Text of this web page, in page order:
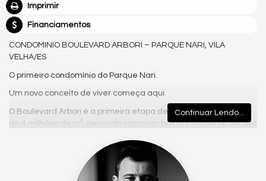
Imprimir
Financiamentos
CONDOMINIO BOULEVARD ARBORI – PARQUE NARI, VILA
VELHA/ES
O primeiro condomínio do Parque Nari.
Um novo conceito de viver começa aqui.
O Boulevard Arbori é a primeira etapa de um projeto com mais
de 4 milhões de m², pensado como um bairro inteligente de alto
Continuar Lendo...